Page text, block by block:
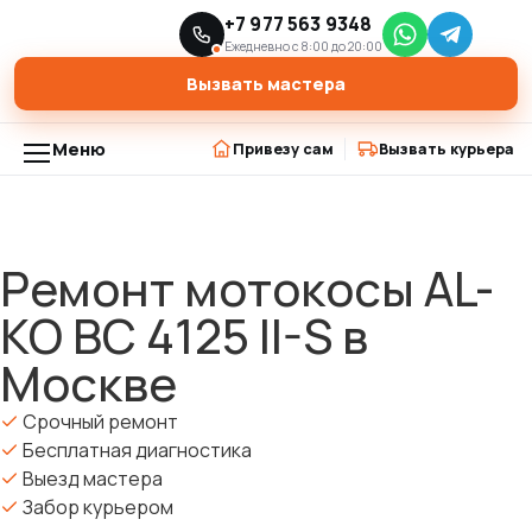
Модели триммеров ›
Ремонт мотокосы AL-KO BC 4125 II-S в Москве
+7 977 563 9348
Ежедневно с 8:00 до 20:00
Вызвать мастера
Меню Привезу сам Вызвать курьера
Ремонт мотокосы AL-
KO BC 4125 II-S в
Москве
Срочный ремонт
Бесплатная диагностика
Выезд мастера
Забор курьером